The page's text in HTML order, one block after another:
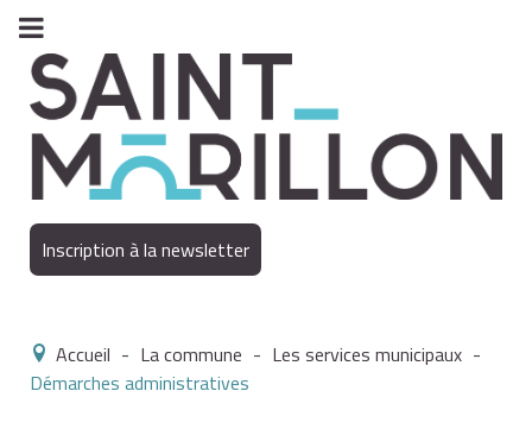
Inscription à la newsletter
Accueil - La commune - Les services municipaux -
Démarches administratives